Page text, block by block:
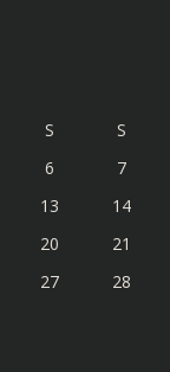
S
S
6
7
13
14
20
21
27
28